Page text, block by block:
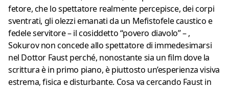
fetore, che lo spettatore realmente percepisce, dei corpi
sventrati, gli olezzi emanati da un Mefistofele caustico e
fedele servitore – il cosiddetto “povero diavolo” – ,
Sokurov non concede allo spettatore di immedesimarsi
nel Dottor Faust perché, nonostante sia un film dove la
scrittura è in primo piano, è piuttosto un’esperienza visiva
estrema, fisica e disturbante. Cosa va cercando Faust in